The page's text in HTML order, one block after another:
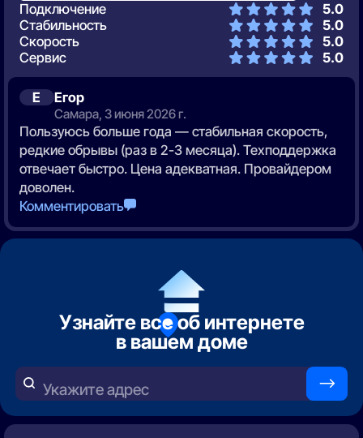
Е Егор
Самара, 3 июня 2026 г.
Пользуюсь больше года — стабильная скорость,
редкие обрывы (раз в 2-3 месяца). Техподдержка
отвечает быстро. Цена адекватная. Провайдером
доволен.
Комментировать
Подключение
5.0
Стабильность
5.0
Скорость
5.0
Сервис
5.0
Узнайте все об интернете
в вашем доме
Укажите адрес —>